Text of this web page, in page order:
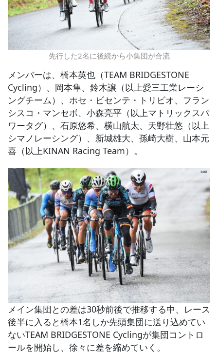
先行した2名に後続から小集団が合流
メンバーは、橋本英也（TEAM BRIDGESTONE
Cycling）、岡本隼、鈴木譲（以上愛三工業レーシ
ングチーム）、ホセ・ビセンテ・トリビオ、フラン
シスコ・マンセボ、小森亮平（以上マトリックスパ
ワータグ）、石原悠希、横山航太、天野壮悠（以上
シマノレーシング）、新城雄大、孫崎大樹、山本元
喜（以上KINAN Racing Team）。
メイン集団との差は30秒前後で推移する中、レース
後半に入ると橋本1名しか先頭集団に送り込めてい
ないTEAM BRIDGESTONE Cyclingが集団コントロ
ールを開始し、徐々に差を縮めていく。